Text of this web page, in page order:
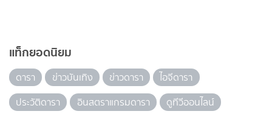
แท็กยอดนิยม
ดารา ข่าวบันเทิง ข่าวดารา
ไอจีดารา
ประวัติดารา
อินสตราแกรมดารา
ดูทีวีออนไลน์